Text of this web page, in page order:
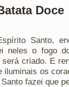
Doce
Santo,
neles o fogo
criado. E
iluminais os
fazei que